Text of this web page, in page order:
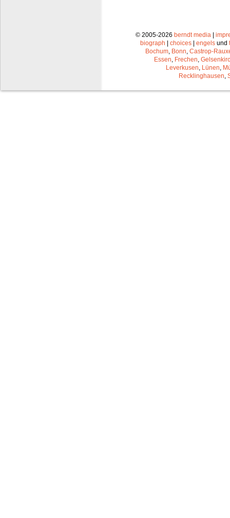
© 2005-2026 berndt media |
biograph | choices | engels und
Bochum Bonn Castrop-
Essen Frechen
Leverkusen Lünen
Recklinghausen